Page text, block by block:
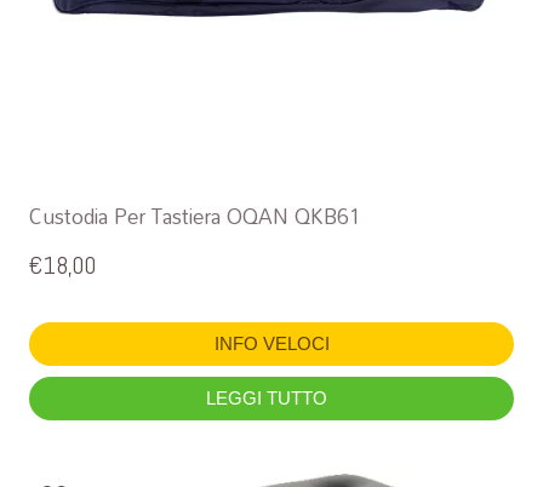
Custodia Per Tastiera OQAN QKB61
€18,00
INFO VELOCI
LEGGI TUTTO